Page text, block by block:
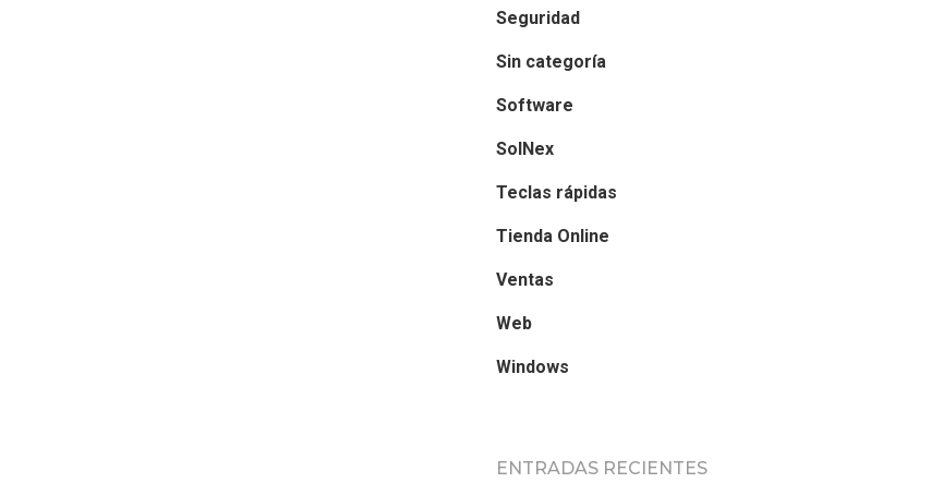
Seguridad
Sin categoría
Software
SolNex
Teclas rápidas
Tienda Online
Ventas
Web
Windows
ENTRADAS RECIENTES